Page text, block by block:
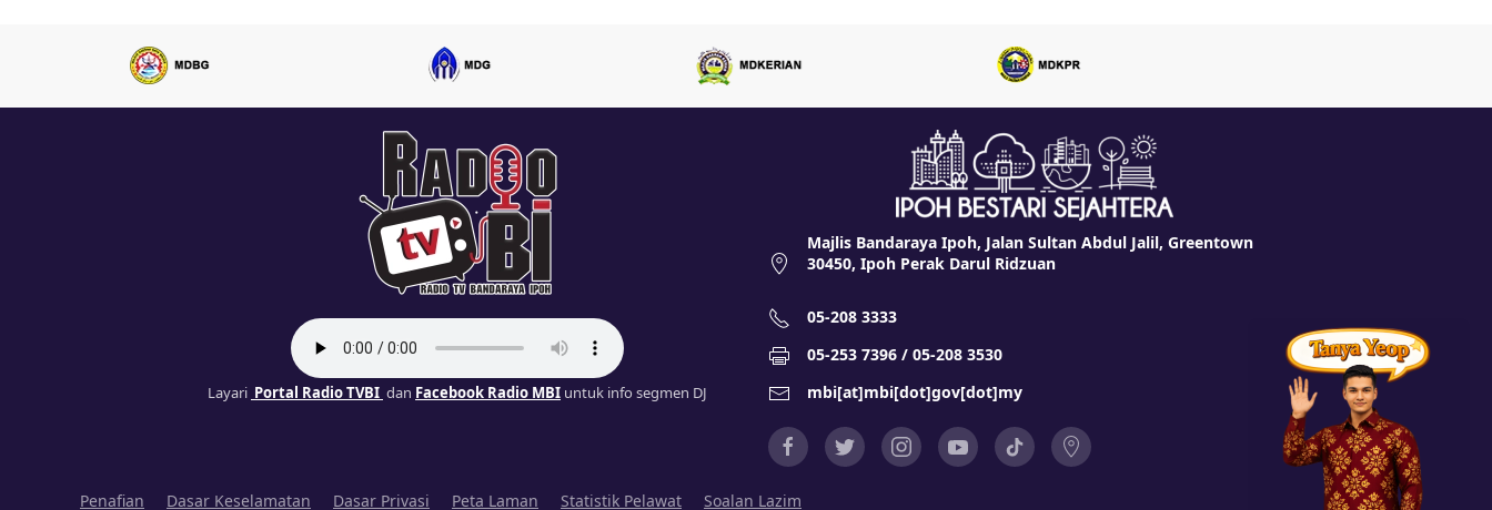
Layari Portal Radio TVBI dan Facebook Radio MBI untuk info segmen DJ
Majlis Bandaraya Ipoh, Jalan Sultan Abdul Jalil, Greentown
30450, Ipoh Perak Darul Ridzuan
05-208 3333
05-253 7396 / 05-208 3530
mbi[at]mbi[dot]gov[dot]my
Penafian Dasar Keselamatan Dasar Privasi Peta Laman Statistik Pelawat Soalan Lazim